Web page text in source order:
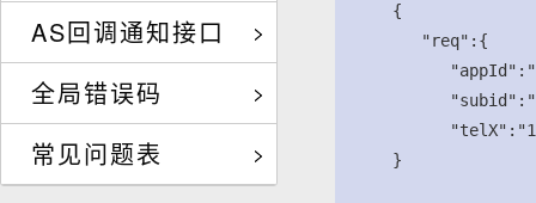
AS回调通知接口
全局错误码
常见问题表
      {
         "req":{
      }